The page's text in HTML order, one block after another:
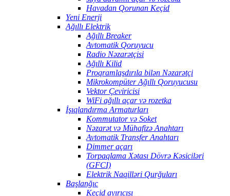
Havadan Qorunan Keçid
Yeni Enerji
Ağıllı Elektrik
Ağıllı Breaker
Avtomatik Qoruyucu
Radio Nəzarətçisi
Ağıllı Kilid
Proqramlaşdırıla bilən Nəzarətçi
Mikrokompüter Ağıllı Qoruyucusu
Vektor Çeviricisi
WiFi ağıllı açar və rozetka
İşıqlandırma Armaturları
Kommutator və Soket
Nəzarət və Mühafizə Anahtarı
Avtomatik Transfer Anahtarı
Dimmer açarı
Torpaqlama Xətası Dövrə Kəsiciləri
(GFCI)
Elektrik Naqilləri Qurğuları
Başlanğıc
Keçid ayırıcısı